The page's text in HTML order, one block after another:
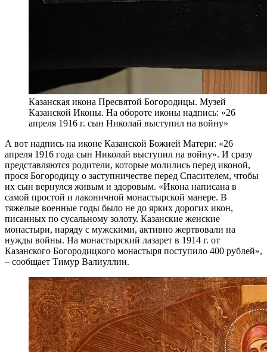
Казанская икона Пресвятой Богородицы. Музей
Казанской Иконы. На обороте иконы надпись: «26
апреля 1916 г. сын Николай выступил на войну»
А вот надпись на иконе Казанской Божией Матери: «26
апреля 1916 года сын Николай выступил на войну». И сразу
представляются родители, которые молились перед иконой,
прося Богородицу о заступничестве перед Спасителем, чтобы
их сын вернулся живым и здоровым. «Икона написана в
самой простой и лаконичной монастырской манере. В
тяжелые военные годы было не до ярких дорогих икон,
писанных по сусальному золоту. Казанские женские
монастыри, наряду с мужскими, активно жертвовали на
нужды войны. На монастырский лазарет в 1914 г. от
Казанского Богородицкого монастыря поступило 400 рублей»,
– сообщает Тимур Валиуллин.